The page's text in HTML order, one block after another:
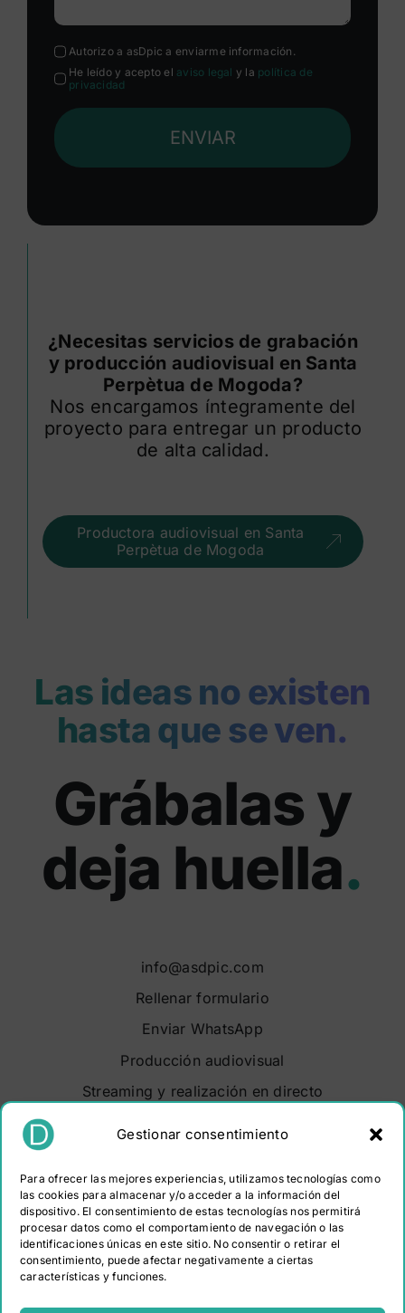
Gestionar consentimiento
Para ofrecer las mejores experiencias, utilizamos tecnologías como
las cookies para almacenar y/o acceder a la información del
dispositivo. El consentimiento de estas tecnologías nos permitirá
procesar datos como el comportamiento de navegación o las
identificaciones únicas en este sitio. No consentir o retirar el
consentimiento, puede afectar negativamente a ciertas
características y funciones.
Autorizo a asDpic a enviarme información.
He leído y acepto el aviso legal y la política de
privacidad
ENVIAR
¿Necesitas servicios de grabación
y producción audiovisual en Santa
Perpètua de Mogoda?
Nos encargamos íntegramente del
proyecto para entregar un producto
de alta calidad.
Productora audiovisual en Santa
Perpètua de Mogoda
Las ideas no existen
hasta que se ven.
Grábalas y
deja huella.
info@asdpic.com
Rellenar formulario
Enviar WhatsApp
Producción audiovisual
Streaming y realización en directo
Sobre nosotros
Portfolio
Contacto
PROGRAMA KIT DIGITAL COFINANCIADO POR LOS